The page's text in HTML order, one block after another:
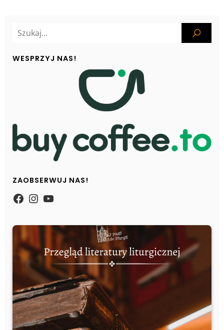
WESPRZYJ NAS!
ZAOBSERWUJ NAS!
https://www.facebook.com/
Instagram
YouTube